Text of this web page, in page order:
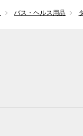
バス・ヘルス用品